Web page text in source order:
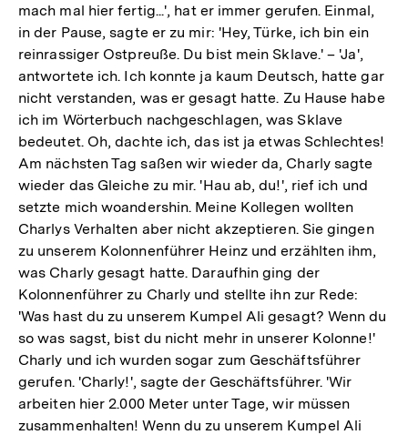
mach mal hier fertig...', hat er immer gerufen. Einmal,
in der Pause, sagte er zu mir: 'Hey, Türke, ich bin ein
reinrassiger Ostpreuße. Du bist mein Sklave.' – 'Ja',
antwortete ich. Ich konnte ja kaum Deutsch, hatte gar
nicht verstanden, was er gesagt hatte. Zu Hause habe
ich im Wörterbuch nachgeschlagen, was Sklave
bedeutet. Oh, dachte ich, das ist ja etwas Schlechtes!
Am nächsten Tag saßen wir wieder da, Charly sagte
wieder das Gleiche zu mir. 'Hau ab, du!', rief ich und
setzte mich woandershin. Meine Kollegen wollten
Charlys Verhalten aber nicht akzeptieren. Sie gingen
zu unserem Kolonnenführer Heinz und erzählten ihm,
was Charly gesagt hatte. Daraufhin ging der
Kolonnenführer zu Charly und stellte ihn zur Rede:
'Was hast du zu unserem Kumpel Ali gesagt? Wenn du
so was sagst, bist du nicht mehr in unserer Kolonne!'
Charly und ich wurden sogar zum Geschäftsführer
gerufen. 'Charly!', sagte der Geschäftsführer. 'Wir
arbeiten hier 2.000 Meter unter Tage, wir müssen
zusammenhalten! Wenn du zu unserem Kumpel Ali